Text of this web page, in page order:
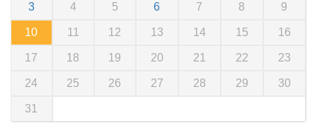
3 4 5 6 7 8 9
10 11 12 13 14 15 16
17 18 19 20 21 22 23
24 25 26 27 28 29 30
31